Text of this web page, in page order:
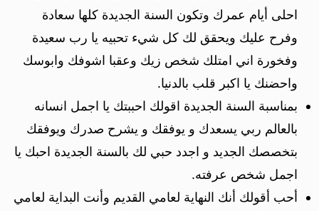
احلى أيام عمرك وتكون السنة الجديدة كلها سعادة
وفرح عليك ويحقق لك كل شيء تحبيه يا رب سعيدة
وفخورة اني امتلك شخص زيك وعقبا اشوفك وابوسك
واحضنك يا اكبر قلب بالدنيا.
بمناسبة السنة الجديدة اقولك احببتك يا اجمل انسانه
بالعالم ربي يسعدك و يوفقك و يشرح صدرك ويوفقك
بتخصصك الجديد و اجدد حبي لك بالسنة الجديدة احبك يا
اجمل شخص عرفته.
أحب أقولك أنك النهاية لعامي القديم وأنت البداية لعامي